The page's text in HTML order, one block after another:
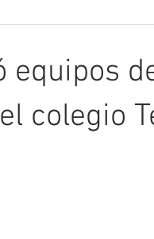
equipos
colegio